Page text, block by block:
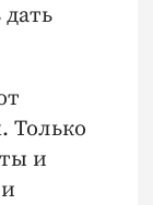
Только
и